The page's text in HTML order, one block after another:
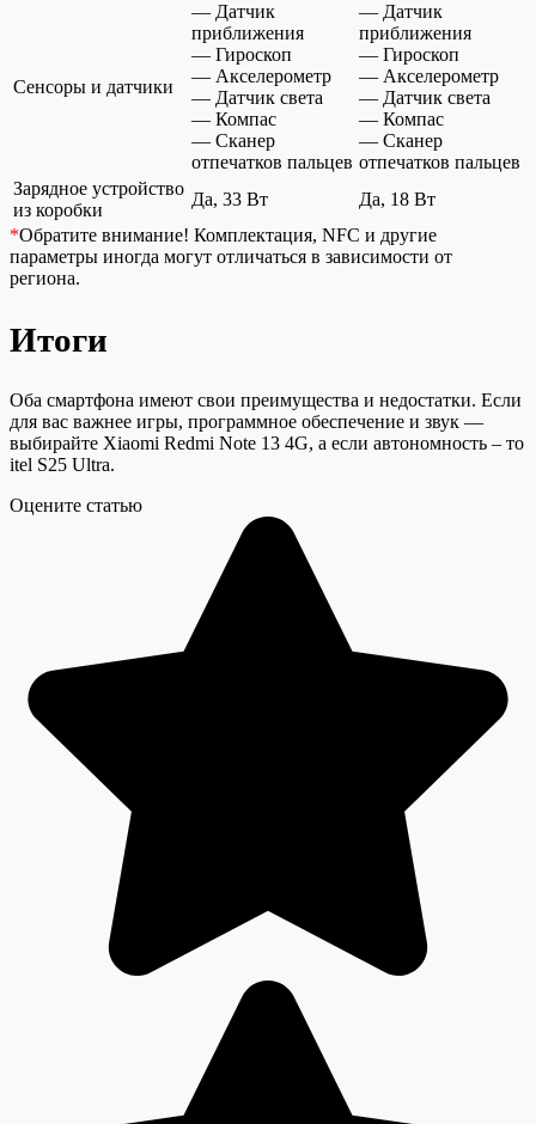
Сенсоры и датчики
— Датчик
приближения
— Гироскоп
— Акселерометр
— Датчик света
— Компас
— Сканер
отпечатков пальцев
— Датчик
приближения
— Гироскоп
— Акселерометр
— Датчик света
— Компас
— Сканер
отпечатков пальцев
Зарядное устройство
из коробки
Да, 33 Вт
Да, 18 Вт
*Обратите внимание! Комплектация, NFC и другие
параметры иногда могут отличаться в зависимости от
региона.
Итоги
Оба смартфона имеют свои преимущества и недостатки. Если
для вас важнее игры, программное обеспечение и звук —
выбирайте Xiaomi Redmi Note 13 4G, а если автономность – то
itel S25 Ultra.
Оцените статью